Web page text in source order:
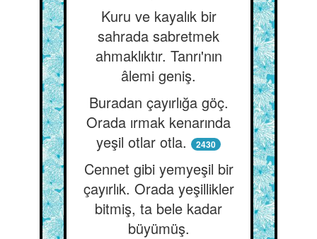
Kuru ve kayalık bir
sahrada sabretmek
ahmaklıktır. Tanrı'nın
âlemi geniş.
Buradan çayırlığa göç.
Orada ırmak kenarında
yeşil otlar otla.
2430
Cennet gibi yemyeşil bir
çayırlık. Orada yeşillikler
bitmiş, ta bele kadar
büyümüş.